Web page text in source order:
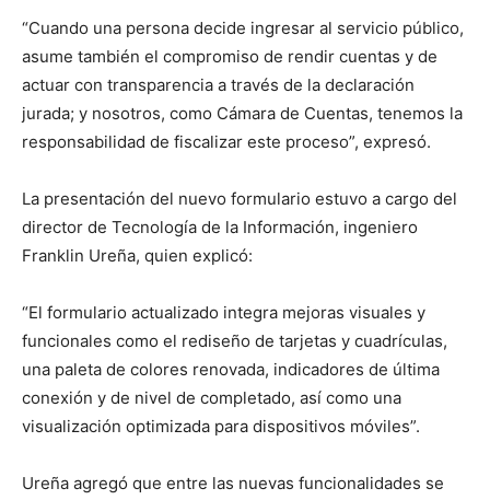
“Cuando una persona decide ingresar al servicio público,
asume también el compromiso de rendir cuentas y de
actuar con transparencia a través de la declaración
jurada; y nosotros, como Cámara de Cuentas, tenemos la
responsabilidad de fiscalizar este proceso”, expresó.
La presentación del nuevo formulario estuvo a cargo del
director de Tecnología de la Información, ingeniero
Franklin Ureña, quien explicó:
“El formulario actualizado integra mejoras visuales y
funcionales como el rediseño de tarjetas y cuadrículas,
una paleta de colores renovada, indicadores de última
conexión y de nivel de completado, así como una
visualización optimizada para dispositivos móviles”.
Ureña agregó que entre las nuevas funcionalidades se